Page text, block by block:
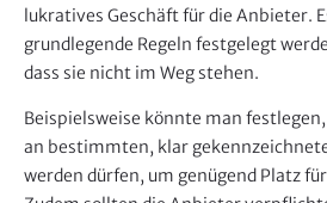
lukratives Geschäft für die Anbieter.
grundlegende Regeln festgelegt
dass sie nicht im Weg stehen.
Beispielsweise könnte man
an bestimmten, klar
werden dürfen, um genügend Platz